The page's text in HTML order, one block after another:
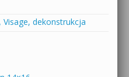
Visage, dekonstrukcja